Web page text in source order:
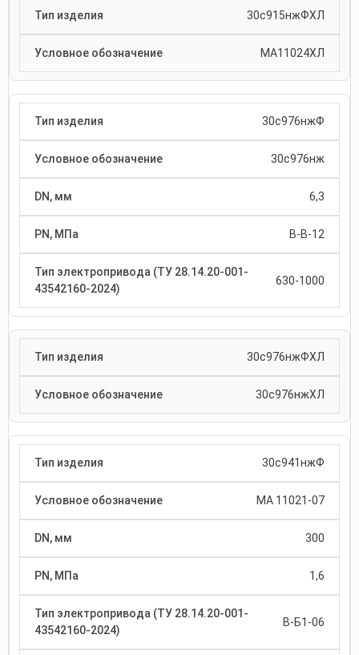
30с915нжФХЛ
МА11024ХЛ
30с976нжФ
30с976нж
6,3
В-В-12
630-1000
30с976нжФХЛ
30с976нжХЛ
30с941нжФ
МА 11021-07
300
1,6
В-Б1-06